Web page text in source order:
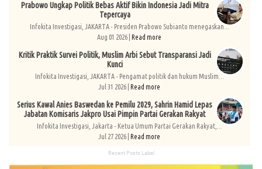
Prabowo Ungkap Politik Bebas Aktif Bikin Indonesia Jadi Mitra
Tepercaya
Infokita Investigasi, JAKARTA - Presiden Prabowo Subianto menegaskan...
Aug 01 2026 | Read more
Kritik Praktik Survei Politik, Muslim Arbi Sebut Transparansi Jadi
Kunci
Infokita Investigasi, JAKARTA - Pengamat politik dan hukum Muslim...
Jul 31 2026 | Read more
Serius Kawal Anies Baswedan ke Pemilu 2029, Sahrin Hamid Lepas
Jabatan Komisaris Jakpro Usai Pimpin Partai Gerakan Rakyat
Infokita Investigasi, Jakarta - Ketua Umum Partai Gerakan Rakyat,...
Jul 27 2026 | Read more
Recent Posts Label